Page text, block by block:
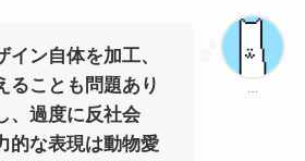
イン自体を加工、
ることも問題あり
過度に反社会
的な表現は動物愛